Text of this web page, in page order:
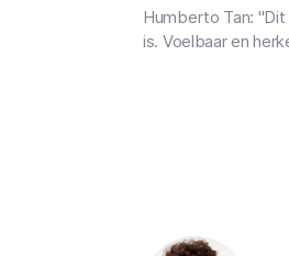
Humberto Tan:
is. Voelbaar en